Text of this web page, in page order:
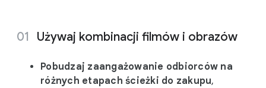
Używaj kombinacji filmów i obrazów
Pobudzaj zaangażowanie odbiorców na
różnych etapach ścieżki do zakupu,